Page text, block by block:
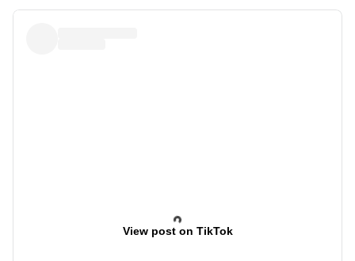
View post on TikTok